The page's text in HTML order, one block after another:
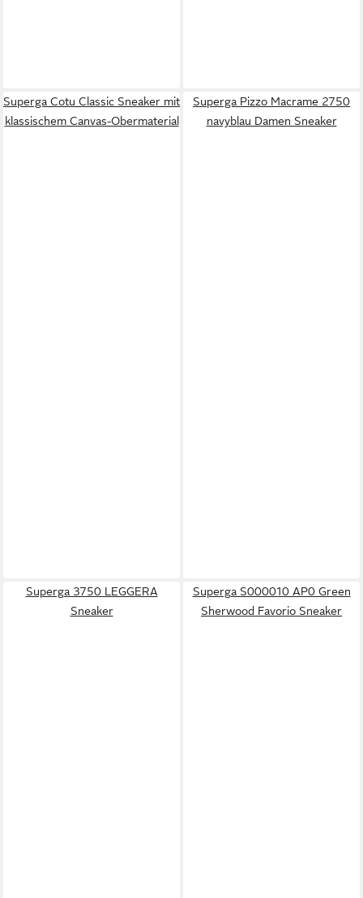
Superga Cotu Classic Sneaker mit
klassischem Canvas-Obermaterial
Superga Pizzo Macrame 2750
navyblau Damen Sneaker
Superga 3750 LEGGERA
Sneaker
Superga S000010 AP0 Green
Sherwood Favorio Sneaker